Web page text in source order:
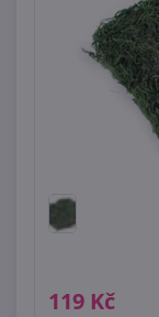
119 Kč